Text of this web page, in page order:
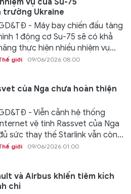
trường Ukraine
- Máy bay chiến đấu tàng
1 động cơ Su-75 sẽ có khả
thực hiện nhiều nhiệm vụ...
giới 09/06/2026 08:00
của Nga chưa hoàn thiện
- Viễn cảnh hệ thống
vệ tinh Rassvet của Nga
sức thay thế Starlink vẫn còn...
giới 09/06/2026 01:00
và Airbus khiến tiêm kích
chỉ